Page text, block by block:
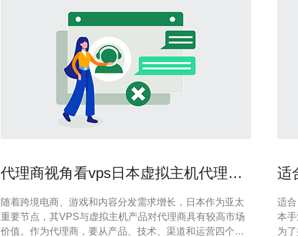
代理商视角看vps日本虚拟主机代理的
随着跨境电商、游戏和内容分发需求增长，日本作为亚太
重要节点，其VPS与虚拟主机产品对代理商具有较高市场
价值。作为代理商，要从产品、技术、渠道和运营四个维
适
适合日
本
为